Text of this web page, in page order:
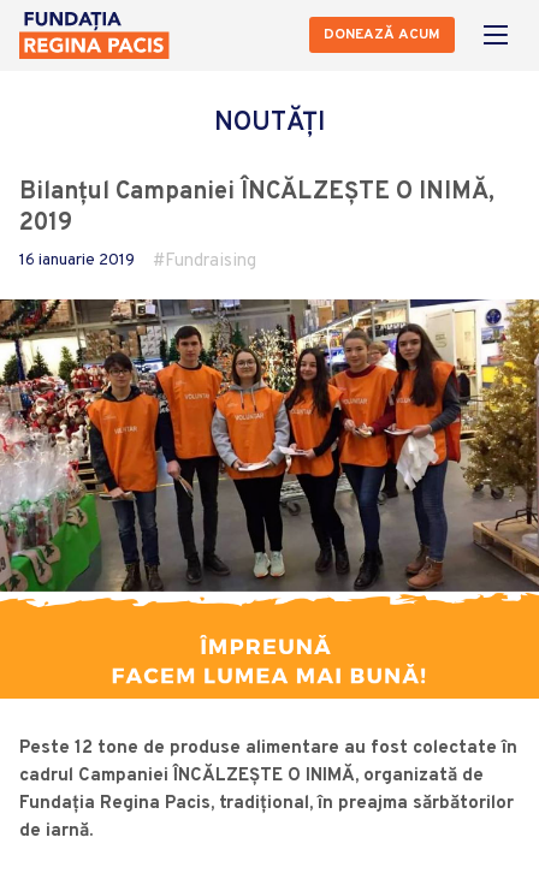
DONEAZĂ ACUM
NOUTĂȚI
Bilanțul Campaniei ÎNCĂLZEȘTE O INIMĂ,
2019
16 ianuarie 2019 Fundraising
Peste 12 tone de produse alimentare au fost colectate în
cadrul Campaniei ÎNCĂLZEȘTE O INIMĂ, organizată de
Fundația Regina Pacis, tradițional, în preajma sărbătorilor
de iarnă.